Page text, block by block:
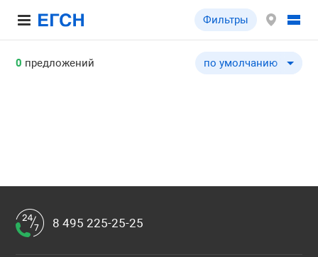
Фильтры
0 предложений по умолчанию
по умолчанию
8 495 225-25-25